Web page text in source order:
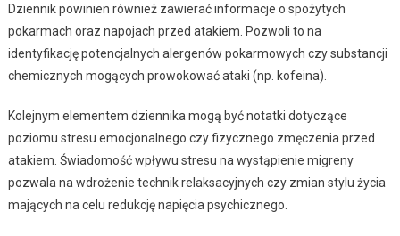
Dziennik powinien również zawierać informacje o spożytych
pokarmach oraz napojach przed atakiem. Pozwoli to na
identyfikację potencjalnych alergenów pokarmowych czy substancji
chemicznych mogących prowokować ataki (np. kofeina).
Kolejnym elementem dziennika mogą być notatki dotyczące
poziomu stresu emocjonalnego czy fizycznego zmęczenia przed
atakiem. Świadomość wpływu stresu na wystąpienie migreny
pozwala na wdrożenie technik relaksacyjnych czy zmian stylu życia
mających na celu redukcję napięcia psychicznego.